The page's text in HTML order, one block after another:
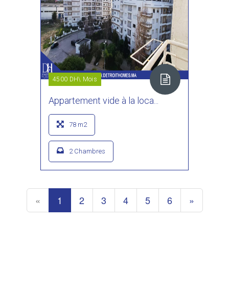
4500 DH\ Mois
Appartement vide à la loca...
78 m2
2 Chambres
« 1 2 3 4 5 6 »